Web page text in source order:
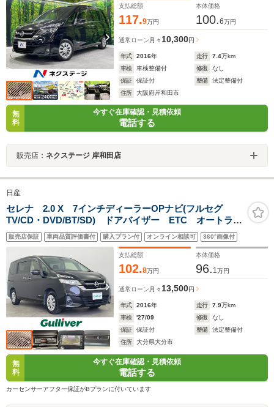
支払総額
117.9万円
本体価格
100.6万円
通常ローン 月々 10,300円
年式 2016年 走行 7.4万km
車検
車検整備付 修復
なし
保証
保証付 整備
法定整備付
住所
大阪府岸和田市
無
料
今すぐ在庫確認・見積依頼
電話する
販売店： ネクステージ 岸和田店
日産
セレナ 2.0 X 7インチディーラーOPナビ(フルセグ
TV/CD・DVD/BT/SD) ドアバイザー ETC オートライ
ト ウォークスルー バックカメラ 後席サンシェー
ド USB充電 デュアルバックドア クルコン
販売店保証 車両品質評価書付 購入プラン付 オンライン相談可 360°画像付
支払総額
102.8万円
本体価格
96. 1万円
通常ローン 月々13,500円
年式 2016年 走行 7.9万km
車検
'27/09 修復
なし
保証
保証付 整備
法定整備付
住所
大分県大分市
無
料
今すぐ在庫確認・見積依頼
電話する
カーセンサーアフター保証がBプランに付いています